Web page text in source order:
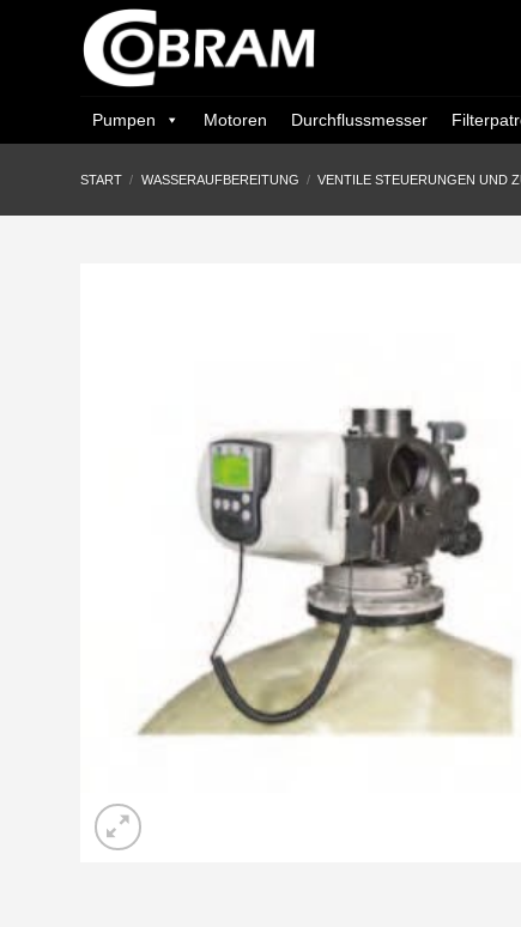
Pumpen Motoren Durchflussmesser
START / WASSERAUFBEREITUNG / VENTILE STEUERUNGEN UND